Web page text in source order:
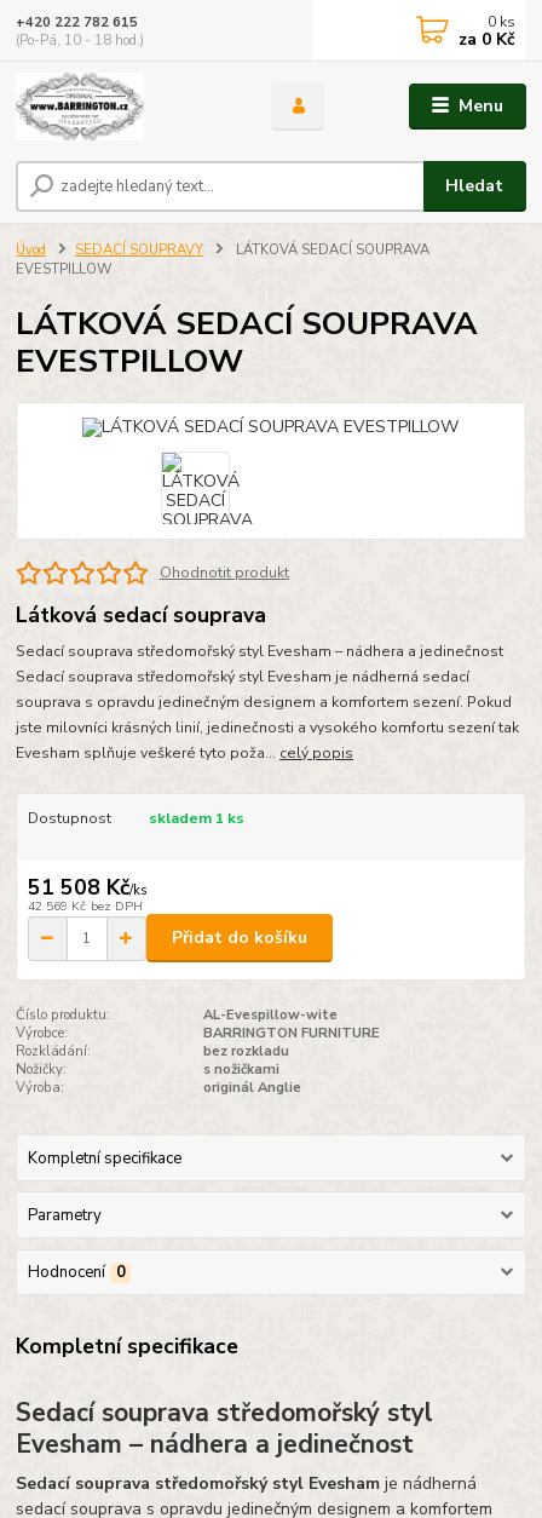
Menu
Hledat
+420 222 782 615
(Po-Pá, 10 - 18 hod.)
0 ks
za 0 Kč
Úvod SEDACÍ SOUPRAVY
LÁTKOVÁ SEDACÍ SOUPRAVA
EVESTPILLOW
LÁTKOVÁ SEDACÍ SOUPRAVA
EVESTPILLOW
Ohodnotit produkt
Látková sedací souprava
Sedací souprava středomořský styl Evesham – nádhera a jedinečnost
Sedací souprava středomořský styl Evesham je nádherná sedací
souprava s opravdu jedinečným designem a komfortem sezení. Pokud
jste milovníci krásných linií, jedinečnosti a vysokého komfortu sezení tak
Evesham splňuje veškeré tyto poža... celý popis
Dostupnost skladem 1 ks
51 508 Kč/ks
42 569 Kč bez DPH
Přidat do košíku
Číslo produktu:
AL-Evespillow-wite
Výrobce:
BARRINGTON FURNITURE
Rozkládání:
bez rozkladu
Nožičky:
s nožičkami
Výroba:
originál Anglie
Kompletní specifikace
Parametry
Hodnocení 0
Kompletní specifikace
Sedací souprava středomořský styl
Evesham – nádhera a jedinečnost
Sedací souprava středomořský styl Evesham je nádherná
sedací souprava s opravdu jedinečným designem a komfortem